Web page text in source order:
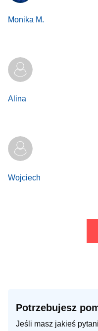
Monika M.
Alina
Wojciech
Potrzebujesz
Jeśli masz jakieś